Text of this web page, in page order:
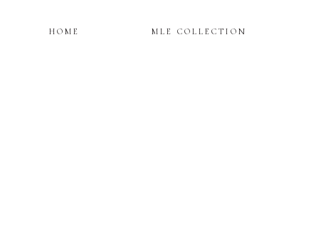
HOME MLE COLLECTION